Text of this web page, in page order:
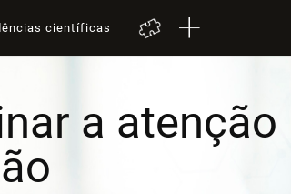
científicas
a atenção